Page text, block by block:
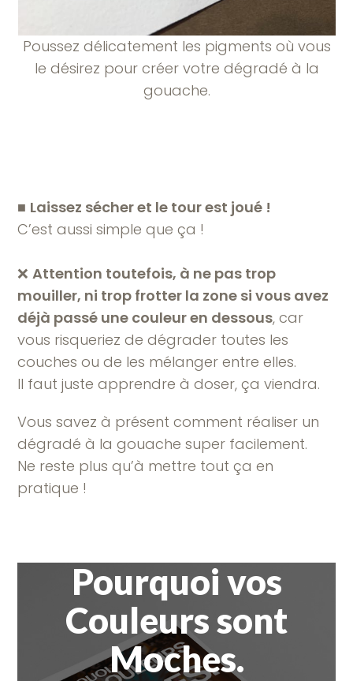
Poussez délicatement les pigments où vous
le désirez pour créer votre dégradé à la
gouache.
■ Laissez sécher et le tour est joué !
C’est aussi simple que ça !
❌Attention toutefois, à ne pas trop
mouiller, ni trop frotter la zone si vous avez
déjà passé une couleur en dessous, car
vous risqueriez de dégrader toutes les
couches ou de les mélanger entre elles.
Il faut juste apprendre à doser, ça viendra.
Vous savez à présent comment réaliser un
dégradé à la gouache super facilement.
Ne reste plus qu’à mettre tout ça en
pratique !
Pourquoi vos
Couleurs sont
Moches.